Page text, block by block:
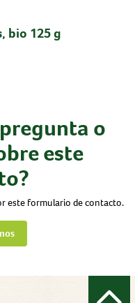
bio 125 g
o
este
este formulario de contacto.